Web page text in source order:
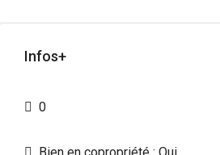
Infos+
0